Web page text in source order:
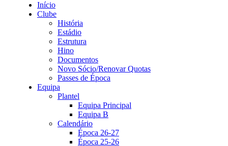
Início
Clube
História
Estádio
Estrutura
Hino
Documentos
Novo Sócio/Renovar Quotas
Passes de Época
Equipa
Plantel
Equipa Principal
Equipa B
Calendário
Época 26-27
Época 25-26